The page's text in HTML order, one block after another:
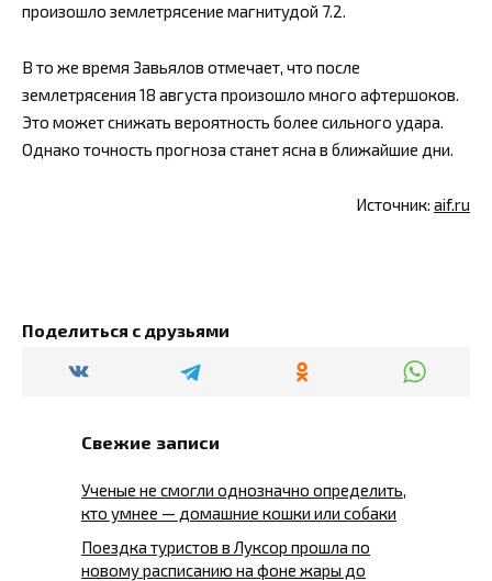
произошло землетрясение магнитудой 7.2.
В то же время Завьялов отмечает, что после
землетрясения 18 августа произошло много афтершоков.
Это может снижать вероятность более сильного удара.
Однако точность прогноза станет ясна в ближайшие дни.
Источник: aif.ru
Поделиться с друзьями
Свежие записи
Ученые не смогли однозначно определить,
кто умнее — домашние кошки или собаки
Поездка туристов в Луксор прошла по
новому расписанию на фоне жары до